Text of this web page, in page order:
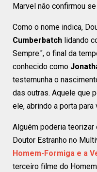
Marvel não confirmou
Como o nome indica,
Cumberbatch lidando
Sempre.", o final da
conhecido como
testemunha o
das outras. Aquele que
ele, abrindo a porta
Alguém poderia teorizar
Doutor Estranho no
Homem-Formiga e a
terceiro filme do